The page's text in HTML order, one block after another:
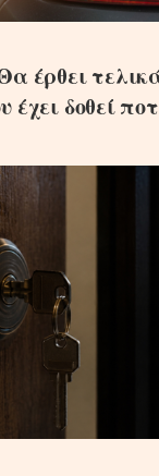
έρθει
έχει δοθεί